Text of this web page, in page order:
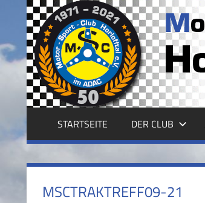
springen MSC
HORLOFFTAL
E.V.
STARTSEITE DER CLUB
MSCTRAKTREFF09-21